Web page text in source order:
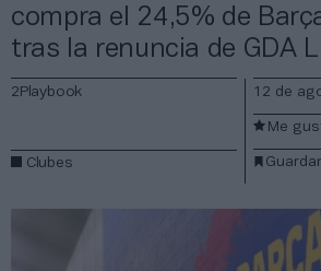
compra el 24,5% de
tras la renuncia de GDA
2Playbook
Clubes
12 de
Guardar
Me